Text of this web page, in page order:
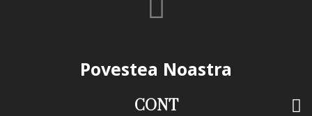
Povestea Noastra
CONT